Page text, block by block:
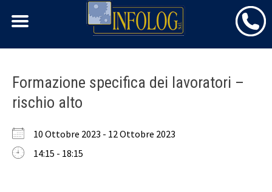
Skip
content
Formazione specifica dei lavoratori –
rischio alto
10 Ottobre 2023 - 12 Ottobre 2023
14:15 - 18:15